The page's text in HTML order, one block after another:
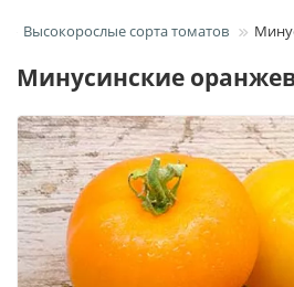
Высокорослые сорта томатов
Минусинские